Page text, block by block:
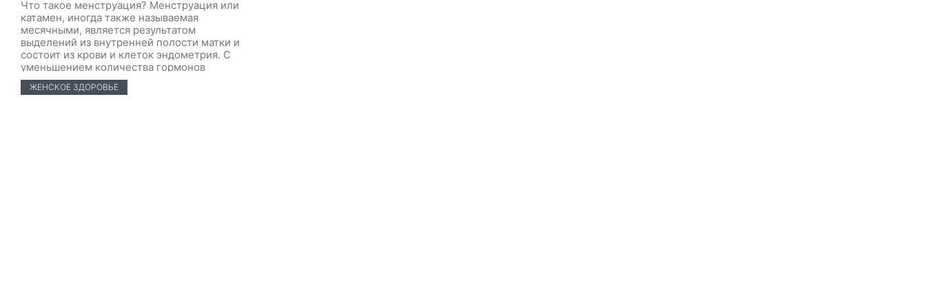
Что такое менструация? Менструация или
катамен, иногда также называемая
месячными, является результатом
выделений из внутренней полости матки и
состоит из крови и клеток эндометрия. С
уменьшением количества гормонов
(особенно прогестерона) в конце
предыдущего менструального цикла,
ЖЕНСКОЕ ЗДОРОВЬЕ